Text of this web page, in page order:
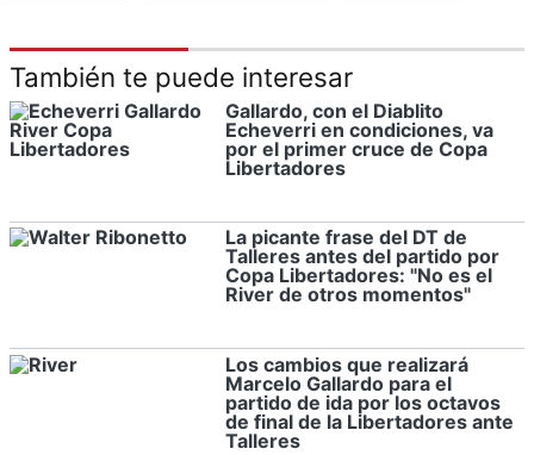
También te puede interesar
Gallardo, con el Diablito
Echeverri en condiciones, va
por el primer cruce de Copa
Libertadores
La picante frase del DT de
Talleres antes del partido por
Copa Libertadores: "No es el
River de otros momentos"
Los cambios que realizará
Marcelo Gallardo para el
partido de ida por los octavos
de final de la Libertadores ante
Talleres